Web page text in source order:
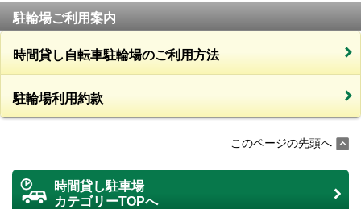
駐輪場ご利用案内
時間貸し自転車駐輪場のご利用方法
駐輪場利用約款
このページの先頭へ
時間貸し駐車場
カテゴリーTOPへ